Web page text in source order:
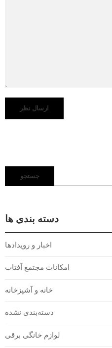
جستجو
دسته بندی ها
اخبار و رویدادها
امکانات مجتمع آفتاب
خانه و آشپزخانه
دسته‌بندی نشده
لوازم خانگی برقی